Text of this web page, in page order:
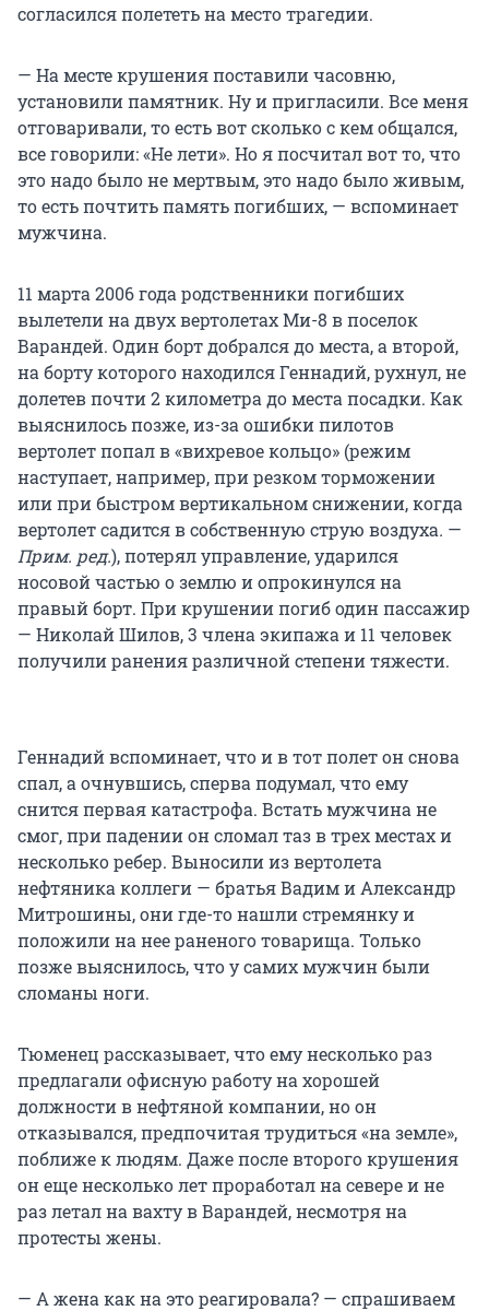
согласился полететь на место трагедии.
— На месте крушения поставили часовню,
установили памятник. Ну и пригласили. Все меня
отговаривали, то есть вот сколько с кем общался,
все говорили: «Не лети». Но я посчитал вот то, что
это надо было не мертвым, это надо было живым,
то есть почтить память погибших, — вспоминает
мужчина.
11 марта 2006 года родственники погибших
вылетели на двух вертолетах Ми-8 в поселок
Варандей. Один борт добрался до места, а второй,
на борту которого находился Геннадий, рухнул, не
долетев почти 2 километра до места посадки. Как
выяснилось позже, из-за ошибки пилотов
вертолет попал в «вихревое кольцо» (режим
наступает, например, при резком торможении
или при быстром вертикальном снижении, когда
вертолет садится в собственную струю воздуха. —
Прим. ред.), потерял управление, ударился
носовой частью о землю и опрокинулся на
правый борт. При крушении погиб один пассажир
— Николай Шилов, 3 члена экипажа и 11 человек
получили ранения различной степени тяжести.
Геннадий вспоминает, что и в тот полет он снова
спал, а очнувшись, сперва подумал, что ему
снится первая катастрофа. Встать мужчина не
смог, при падении он сломал таз в трех местах и
несколько ребер. Выносили из вертолета
нефтяника коллеги — братья Вадим и Александр
Митрошины, они где-то нашли стремянку и
положили на нее раненого товарища. Только
позже выяснилось, что у самих мужчин были
сломаны ноги.
Тюменец рассказывает, что ему несколько раз
предлагали офисную работу на хорошей
должности в нефтяной компании, но он
отказывался, предпочитая трудиться «на земле»,
поближе к людям. Даже после второго крушения
он еще несколько лет проработал на севере и не
раз летал на вахту в Варандей, несмотря на
протесты жены.
— А жена как на это реагировала? — спрашиваем